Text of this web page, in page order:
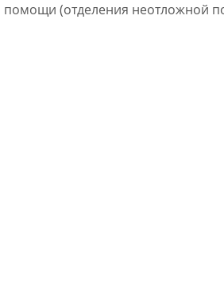
помощи (отделения неотложной